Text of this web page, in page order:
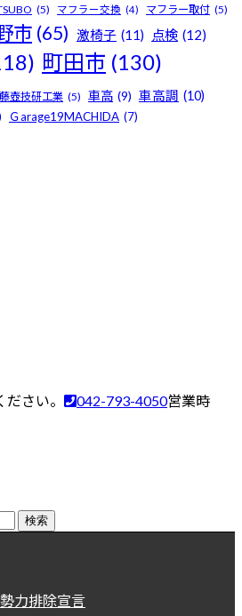
(5) マフラー交換 (4) マフラー取付 (5)
市 (65) 激椅子 (11) 点検 (12)
町田市 (130)
藤壺技研工業 (5) 車高 (9) 車高調 (10)
Ｇarage19MACHIDA (7)
さい。 042-793-4050営業時
力排除宣言